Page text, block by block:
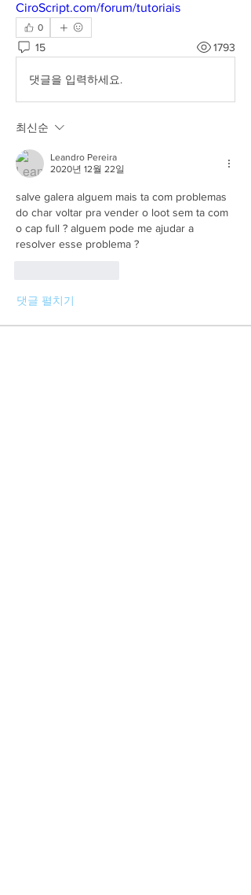
CiroScript.com/forum/tutoriais
0
15 1793
댓글을 입력하세요.
최신순
Leandro Pereira
2020년 12월 22일
salve galera alguem mais ta com problemas
do char voltar pra vender o loot sem ta com
o cap full ? alguem pode me ajudar a
resolver esse problema ?
댓글 펼치기